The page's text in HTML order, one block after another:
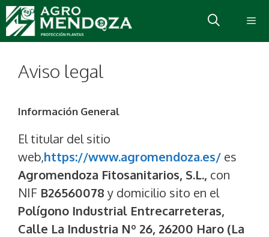
Aviso legal
Información General
El titular del sitio
web,https://www.agromendoza.es/ es
Agromendoza Fitosanitarios, S.L., con
NIF B26560078 y domicilio sito en el
Polígono Industrial Entrecarreteras,
Calle La Industria Nº 26, 26200 Haro (La